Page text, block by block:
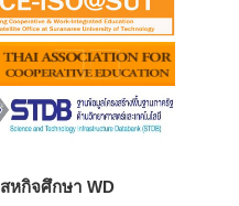
สหกิจศึกษา WD